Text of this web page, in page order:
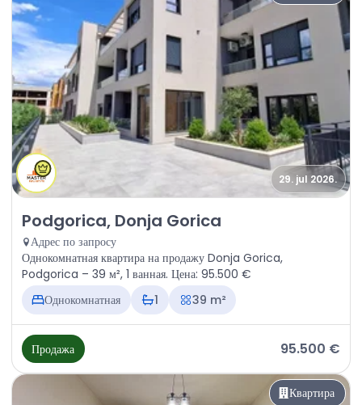
29. jul 2026.
Продажа - Квартира Podgorica, Donja Gorica
Podgorica, Donja Gorica
Адрес по запросу
Однокомнатная квартира на продажу Donja Gorica,
Podgorica – 39 м², 1 ванная. Цена: 95.500 €
Однокомнатная
1 39 m²
Продажа 95.500 €
Квартира